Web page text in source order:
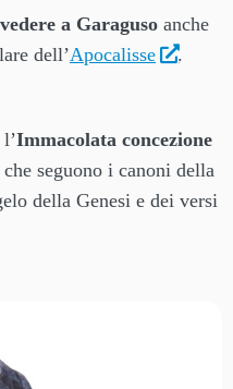
a Garaguso anche
dell’Apocalisse .
Immacolata concezione
seguono i canoni della
della Genesi e dei versi